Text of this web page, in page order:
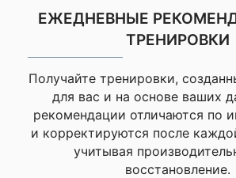
Самовывозе
заранее
✔ МОНИТОРИНГ
ЗДОРОВЬЯ
ЕЖЕДНЕВНЫЕ
ТРЕНИРОВКИ
Получайте тренировки,
для вас и на основе ваших
рекомендации отличаются по
и корректируются после
учитывая
восстановление.